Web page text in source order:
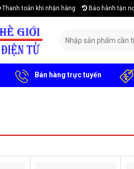
Thanh toán khi nhận hàng Bảo hành tận
for:
Bán hàng trực tuyến